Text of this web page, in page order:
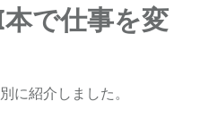
で仕事を変
に紹介しました。